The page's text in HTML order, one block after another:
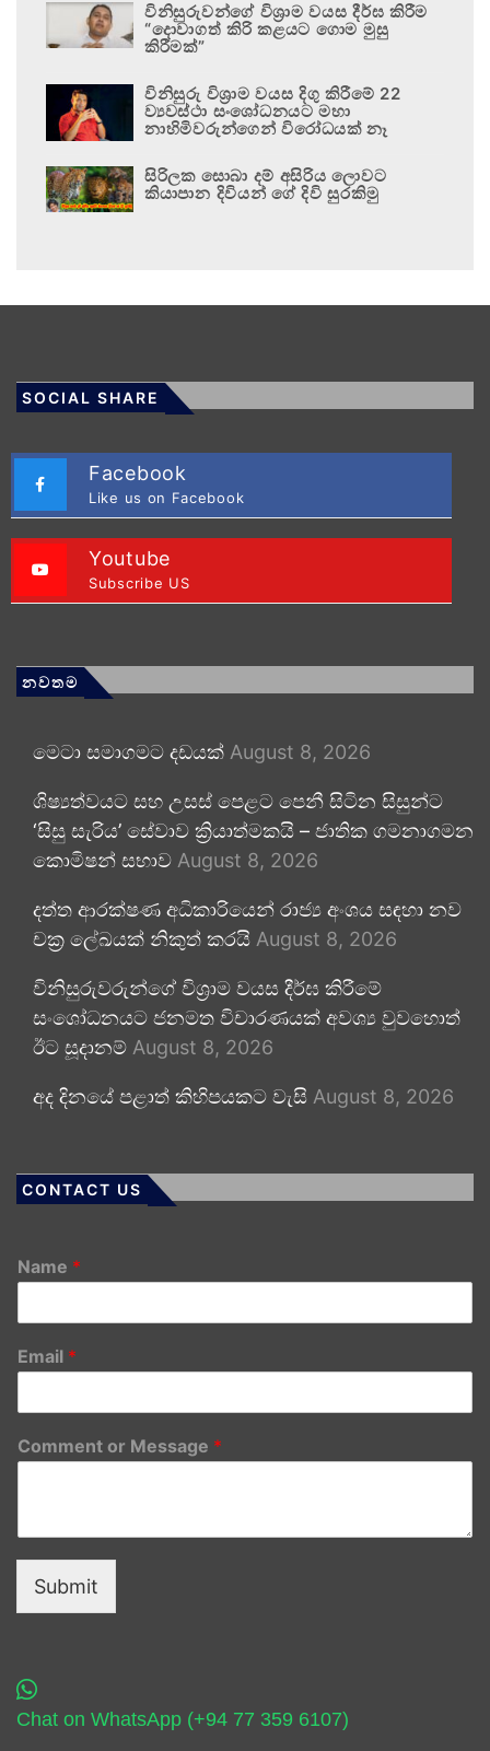
විනිසුරුවන්ගේ විශ්‍රාම වයස දීර්ඝ කිරීම
“දොවාගත් කිරි කළයට ගොම මුසු
කිරීමක්”
විනිසුරු විශ්‍රාම වයස දිගු කිරීමේ 22
ව්‍යවස්ථා සංශෝධනයට මහා
නාහිමිවරුන්ගෙන් විරෝධයක් නෑ
සිරිලක සොබා දම් අසිරිය ලොවට
කියාපාන දිවියන් ගේ දිවි සුරකිමු
SOCIAL SHARE
Facebook
Like us on Facebook
Youtube
Subscribe US
නවතම
මෙටා සමාගමට දඩයක් August 8, 2026
ශිෂ්‍යත්වයට සහ උසස් පෙළට පෙනී සිටින සිසුන්ට
‘සිසු සැරිය’ සේවාව ක්‍රියාත්මකයි – ජාතික ගමනාගමන
කොමිෂන් සභාව August 8, 2026
දත්ත ආරක්ෂණ අධිකාරියෙන් රාජ්‍ය අංශය සඳහා නව
චක්‍ර ලේඛයක් නිකුත් කරයි August 8, 2026
විනිසුරුවරුන්ගේ විශ්‍රාම වයස දීර්ඝ කිරීමේ
සංශෝධනයට ජනමත විචාරණයක් අවශ්‍ය වුවහොත්
ඊට සූදානම් August 8, 2026
අද දිනයේ පළාත් කිහිපයකට වැසි August 8, 2026
CONTACT US
Name *
Email *
Comment or Message *
Submit
Chat on WhatsApp (+94 77 359 6107)